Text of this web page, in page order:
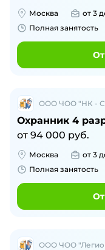
Москва от 3
Полная занятость
ООО ЧОО "НК -
Охранник 4
от 94 000 руб.
Москва от 3
Полная занятость
ООО ЧОО